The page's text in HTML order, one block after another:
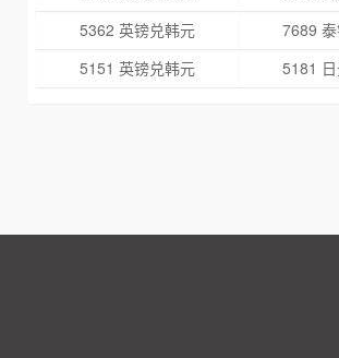
5362 英镑兑韩元
7689
5151 英镑兑韩元
5181